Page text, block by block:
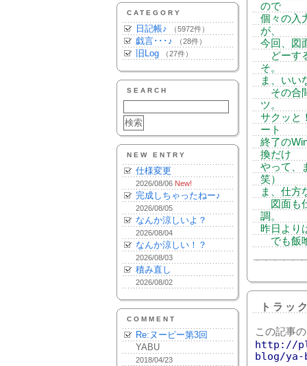
CATEGORY
日記帳♪ （5972件）
戯言･･･♪ （28件）
旧Log （27件）
SEARCH
NEW ENTRY
仕様変更
2026/08/06 New!
完成しちゃったねー♪
2026/08/05
なんか涼しいよ？
2026/08/04
なんか涼しい！？
2026/08/03
積み直し
2026/08/02
COMMENT
Re:ヌーピー第3回
YABU
2018/04/23
ので
個々の入
が、
今回、図
どーす
そ。
ま、いい
その合
ツ。
サクッと
ート
終了の
換だけ
やって、
笑）
ま、仕方
図面も
調。
昨日より
でも飯
トラッ
この記事
http://
blog/ya-